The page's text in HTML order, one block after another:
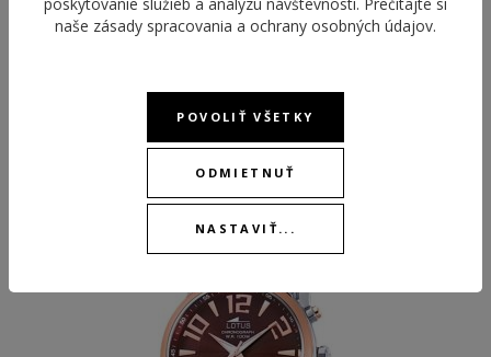
naše zásady spracovania a ochrany osobných údajov.
POVOLIŤ VŠETKY
ODMIETNUŤ
NASTAVIŤ...